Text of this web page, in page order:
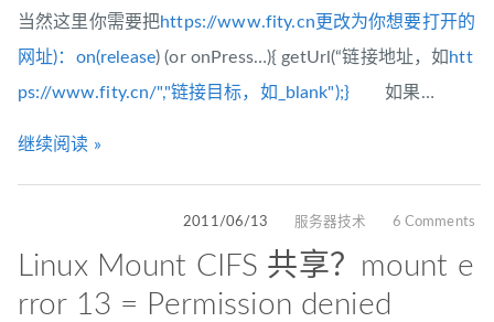
当然这里你需要把https://www.fity.cn更改为你想要打开的
网址)：on(release) (or onPress…){ getUrl(“链接地址，如 htt
ps://www.fity.cn/","链接目标，如_blank");} 如果…
继续阅读 »
2011/06/13 服务器技术 6 Comments
Linux Mount CIFS 共享？mount e
rror 13 = Permission denied